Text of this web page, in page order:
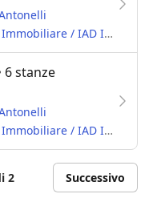
/ IAD Immobiliare
6 stanze
/ IAD Immobiliare
2 Successivo